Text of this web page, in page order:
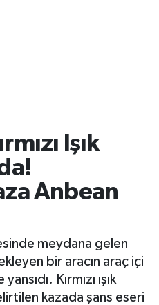
Işık
Anbean
meydana gelen
bir aracın araç içi
Kırmızı ışık
kazada şans eseri